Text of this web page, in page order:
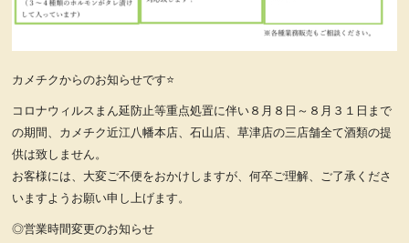
カメチクからのお知らせです⭐
コロナウィルスまん延防止等重点処置に伴い８月８日～８月３１日まで
の期間、カメチク近江八幡本店、石山店、草津店の三店舗全て酒類の提
供は致しません。
お客様には、大変ご不便をおかけしますが、何卒ご理解、ご了承くださ
いますようお願い申し上げます。
◎営業時間変更のお知らせ